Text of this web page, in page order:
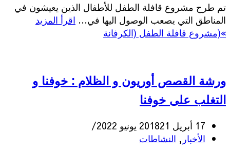
تم طرح مشروع قافلة الطفل للأطفال الذين يعيشون في
المناطق التي يصعب الوصول اليها في… اقرأ المزيد
»(مشروع قافلة الطفل (الكرفانة
ورشة القصص أوريون و الظلام : خوفنا و
التغلب على خوفنا
17 أبريل 2018
21 يونيو 2022
الأخبار , النشاطات